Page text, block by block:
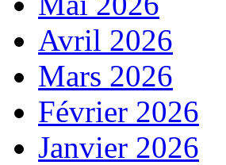
Avril 2026
Mars 2026
Février 2026
Janvier 2026